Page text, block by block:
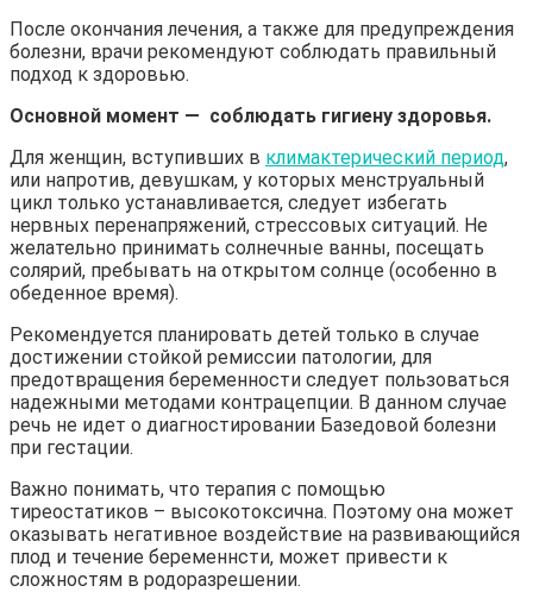
После окончания лечения, а также для предупреждения
болезни, врачи рекомендуют соблюдать правильный
подход к здоровью.
Основной момент — соблюдать гигиену здоровья.
Для женщин, вступивших в климактерический период,
или напротив, девушкам, у которых менструальный
цикл только устанавливается, следует избегать
нервных перенапряжений, стрессовых ситуаций. Не
желательно принимать солнечные ванны, посещать
солярий, пребывать на открытом солнце (особенно в
обеденное время).
Рекомендуется планировать детей только в случае
достижении стойкой ремиссии патологии, для
предотвращения беременности следует пользоваться
надежными методами контрацепции. В данном случае
речь не идет о диагностировании Базедовой болезни
при гестации.
Важно понимать, что терапия с помощью
тиреостатиков – высокотоксична. Поэтому она может
оказывать негативное воздействие на развивающийся
плод и течение беременнсти, может привести к
сложностям в родоразрешении.